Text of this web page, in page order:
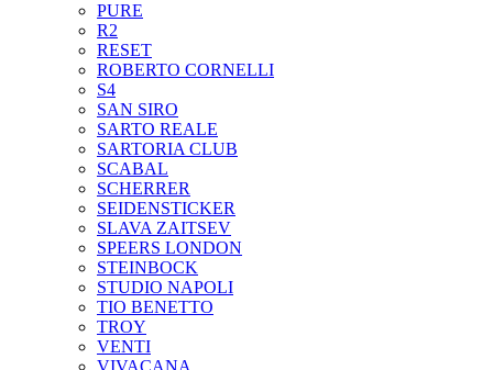
PURE
R2
RESET
ROBERTO CORNELLI
S4
SAN SIRO
SARTO REALE
SARTORIA CLUB
SCABAL
SCHERRER
SEIDENSTICKER
SLAVA ZAITSEV
SPEERS LONDON
STEINBOCK
STUDIO NAPOLI
TIO BENETTO
TROY
VENTI